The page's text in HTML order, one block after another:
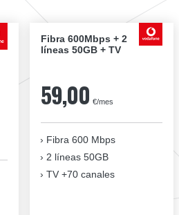
Fibra 600Mbps + 2
líneas 50GB + TV
59,00 €/mes
Fibra 600 Mbps
2 líneas 50GB
TV +70 canales